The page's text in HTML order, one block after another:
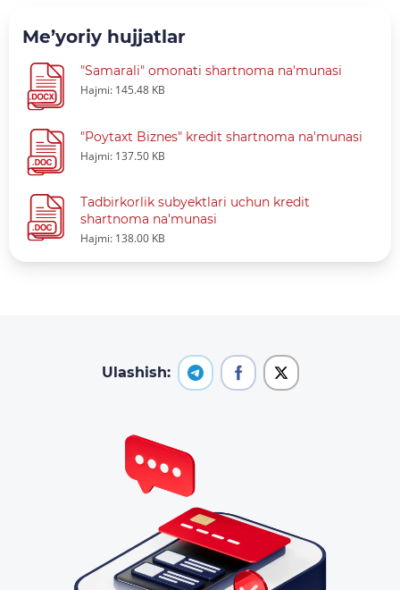
Me’yoriy hujjatlar
"Samarali" omonati shartnoma na'munasi
Hajmi: 145.48 KB
"Poytaxt Biznes" kredit shartnoma na'munasi
Hajmi: 137.50 KB
Tadbirkorlik subyektlari uchun kredit
shartnoma na'munasi
Hajmi: 138.00 KB
Ulashish: